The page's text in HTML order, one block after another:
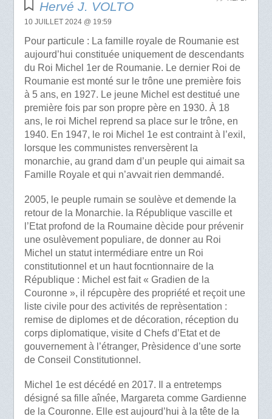
Hervé J. VOLTO
10 JUILLET 2024 @ 19:59
Pour particule : La famille royale de Roumanie est
aujourd’hui constituée uniquement de descendants
du Roi Michel 1er de Roumanie. Le dernier Roi de
Roumanie est monté sur le trône une première fois
à 5 ans, en 1927. Le jeune Michel est destitué une
première fois par son propre père en 1930. À 18
ans, le roi Michel reprend sa place sur le trône, en
1940. En 1947, le roi Michel 1e est contraint à l’exil,
lorsque les communistes renversèrent la
monarchie, au grand dam d’un peuple qui aimait sa
Famille Royale et qui n’avvait rien demmandé.
2005, le peuple rumain se soulève et demende la
retour de la Monarchie. la République vascille et
l’Etat profond de la Roumaine dècide pour prévenir
une osulèvement populiare, de donner au Roi
Michel un statut intermédiare entre un Roi
constitutionnel et un haut focntionnaire de la
République : Michel est fait « Gradien de la
Couronne », il répcupère des propriété et reçoit une
liste civile pour des activités de reprèsentation :
remise de diplomes et de décoration, réception du
corps diplomatique, visite d Chefs d’Etat et de
gouvernement à l’étranger, Prèsidence d’une sorte
de Conseil Constitutionnel.
Michel 1e est décédé en 2017. Il a entretemps
désigné sa fille aînée, Margareta comme Gardienne
de la Couronne. Elle est aujourd’hui à la tête de la